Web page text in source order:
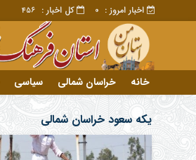
کل اخبار : 456 اخبار امروز : 0
خانه خراسان شمالی سیاسی
تبلیغات
یکه سعود خراسان شمالی